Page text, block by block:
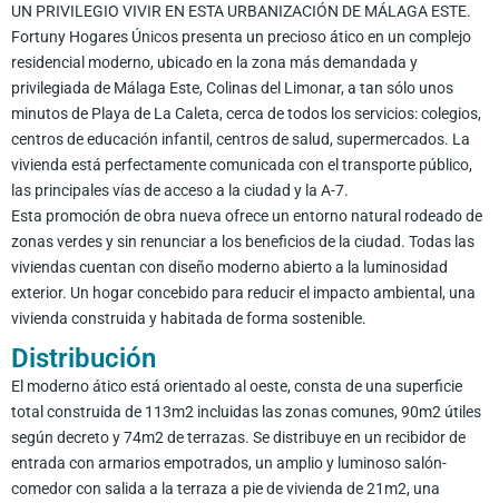
UN PRIVILEGIO VIVIR EN ESTA URBANIZACIÓN DE MÁLAGA ESTE.
Fortuny Hogares Únicos presenta un precioso ático en un complejo
residencial moderno, ubicado en la zona más demandada y
privilegiada de Málaga Este, Colinas del Limonar, a tan sólo unos
minutos de Playa de La Caleta, cerca de todos los servicios: colegios,
centros de educación infantil, centros de salud, supermercados. La
vivienda está perfectamente comunicada con el transporte público,
las principales vías de acceso a la ciudad y la A-7.
Esta promoción de obra nueva ofrece un entorno natural rodeado de
zonas verdes y sin renunciar a los beneficios de la ciudad. Todas las
viviendas cuentan con diseño moderno abierto a la luminosidad
exterior. Un hogar concebido para reducir el impacto ambiental, una
vivienda construida y habitada de forma sostenible.
Distribución
El moderno ático está orientado al oeste, consta de una superficie
total construida de 113m2 incluidas las zonas comunes, 90m2 útiles
según decreto y 74m2 de terrazas. Se distribuye en un recibidor de
entrada con armarios empotrados, un amplio y luminoso salón-
comedor con salida a la terraza a pie de vivienda de 21m2, una